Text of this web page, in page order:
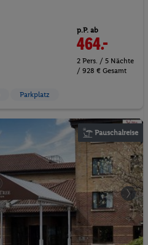
p.P. ab
464.-
2 Pers. / 5 Nächte
/ 928 € Gesamt
Parkplatz
Pauschalreise